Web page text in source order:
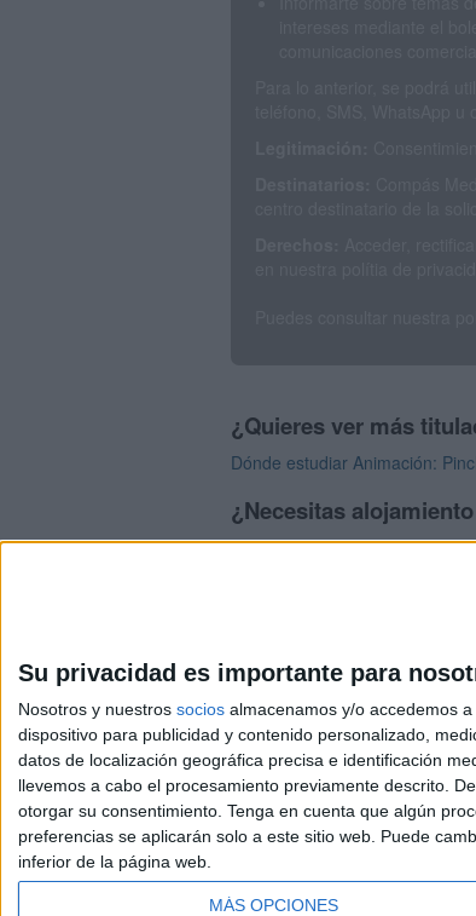
Su privacidad es importante para
Nosotros y nuestros socios almacenamos y/o accedemos
dispositivo para publicidad y contenido personalizado,
datos de localización geográfica precisa e identificación
llevemos a cabo el procesamiento previamente descrito.
otorgar su consentimiento. Tenga en cuenta que algún
preferencias se aplicarán solo a este sitio web. Puede
inferior de la página web.
MÁS OPCIONES
¿Quieres ver más
Dónde estudiar Animación:
¿Necesitas
>> Residencias de estudiantes
© 2003-